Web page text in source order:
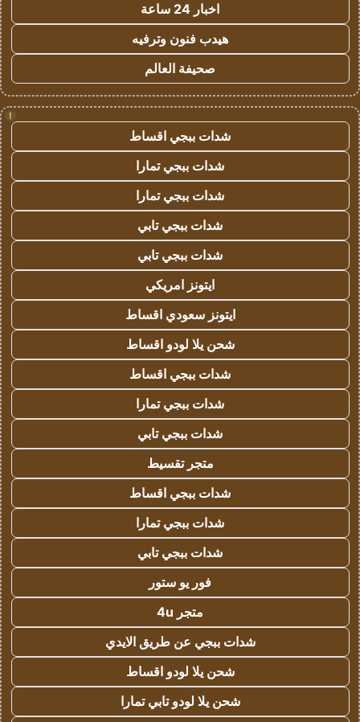
اخبار 24 ساعة
هيدب فنون وترفيه
صحيفة العالم
!
شدات ببجي اقساط
شدات ببجي تمارا
شدات ببجي تمارا
شدات ببجي تابي
شدات ببجي تابي
ايتونز امريكي
ايتونز سعودي اقساط
شحن يلا لودو اقساط
شدات ببجي اقساط
شدات ببجي تمارا
شدات ببجي تابي
متجر تقسيط
شدات ببجي اقساط
شدات ببجي تمارا
شدات ببجي تابي
فور يو ستور
متجر 4u
شدات ببجي عن طريق الايدي
شحن يلا لودو اقساط
شحن يلا لودو تابي تمارا